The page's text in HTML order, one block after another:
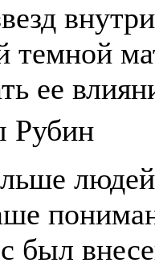
темной
ее
Рубин
был